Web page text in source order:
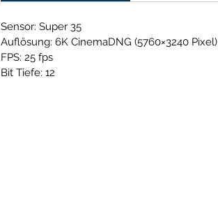
Sensor: Super 35
Auflösung: 6K CinemaDNG (5760×3240 Pixel)
FPS: 25 fps
Bit Tiefe: 12